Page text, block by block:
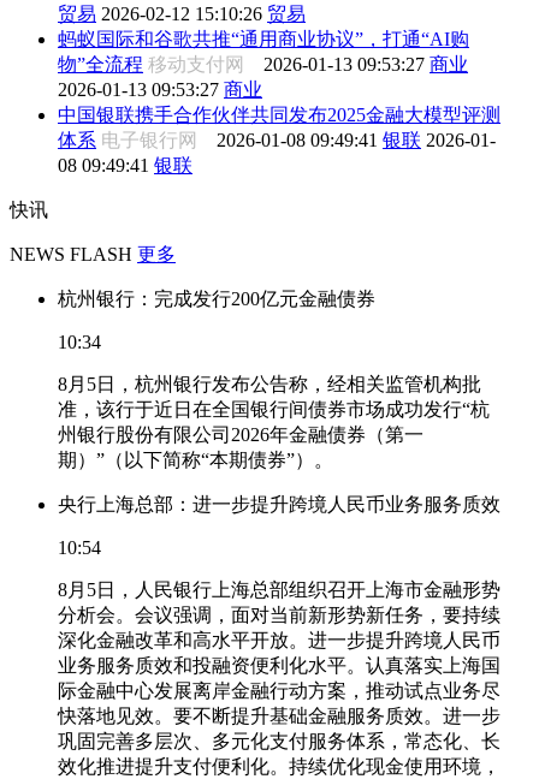
贸易 2026-02-12 15:10:26 贸易
蚂蚁国际和谷歌共推“通用商业协议”，打通“AI购
物”全流程 移动支付网 2026-01-13 09:53:27 商业
2026-01-13 09:53:27 商业
中国银联携手合作伙伴共同发布2025金融大模型评测
体系 电子银行网 2026-01-08 09:49:41 银联 2026-01-
08 09:49:41 银联
快讯
NEWS FLASH 更多
杭州银行：完成发行200亿元金融债券
10:34
8月5日，杭州银行发布公告称，经相关监管机构批
准，该行于近日在全国银行间债券市场成功发行“杭
州银行股份有限公司2026年金融债券（第一
期）”（以下简称“本期债券”）。
央行上海总部：进一步提升跨境人民币业务服务质效
10:54
8月5日，人民银行上海总部组织召开上海市金融形势
分析会。会议强调，面对当前新形势新任务，要持续
深化金融改革和高水平开放。进一步提升跨境人民币
业务服务质效和投融资便利化水平。认真落实上海国
际金融中心发展离岸金融行动方案，推动试点业务尽
快落地见效。要不断提升基础金融服务质效。进一步
巩固完善多层次、多元化支付服务体系，常态化、长
效化推进提升支付便利化。持续优化现金使用环境，